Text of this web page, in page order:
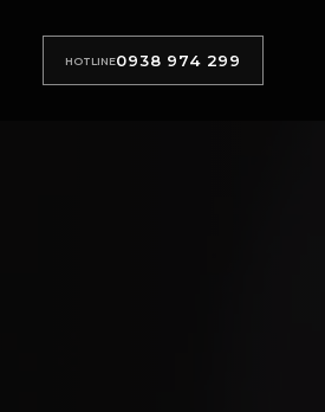
HOTLINE0938 974 299